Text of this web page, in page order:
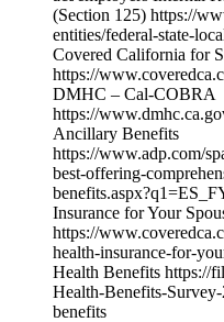
(Section 125) https://
entities/federal-state-
Covered California for
https://
DMHC – Cal-COBRA
https://
Ancillary Benefits
https://www.adp.com/
best-offering-
Insurance for Your
https://
health-insurance-for-
Health Benefits https://
Health-Benefits-
benefits